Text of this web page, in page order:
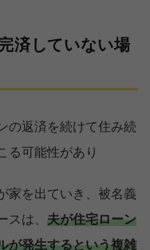
済していない場
の返済を続けて住み続
る可能性があり
家を出ていき、被名義
スは、 夫が住宅ローン
が発生するという複雑